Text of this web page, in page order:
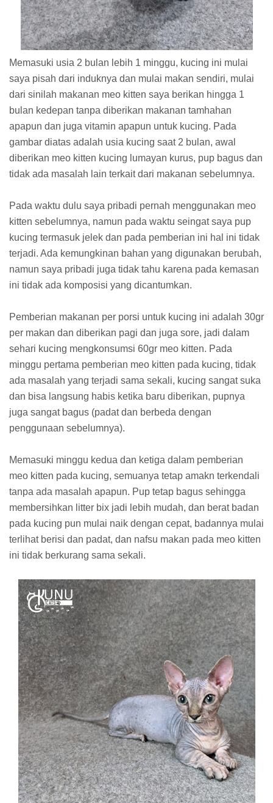
Memasuki usia 2 bulan lebih 1 minggu, kucing ini mulai
saya pisah dari induknya dan mulai makan sendiri, mulai
dari sinilah makanan meo kitten saya berikan hingga 1
bulan kedepan tanpa diberikan makanan tamhahan
apapun dan juga vitamin apapun untuk kucing. Pada
gambar diatas adalah usia kucing saat 2 bulan, awal
diberikan meo kitten kucing lumayan kurus, pup bagus dan
tidak ada masalah lain terkait dari makanan sebelumnya.
Pada waktu dulu saya pribadi pernah menggunakan meo
kitten sebelumnya, namun pada waktu seingat saya pup
kucing termasuk jelek dan pada pemberian ini hal ini tidak
terjadi. Ada kemungkinan bahan yang digunakan berubah,
namun saya pribadi juga tidak tahu karena pada kemasan
ini tidak ada komposisi yang dicantumkan.
Pemberian makanan per porsi untuk kucing ini adalah 30gr
per makan dan diberikan pagi dan juga sore, jadi dalam
sehari kucing mengkonsumsi 60gr meo kitten. Pada
minggu pertama pemberian meo kitten pada kucing, tidak
ada masalah yang terjadi sama sekali, kucing sangat suka
dan bisa langsung habis ketika baru diberikan, pupnya
juga sangat bagus (padat dan berbeda dengan
penggunaan sebelumnya).
Memasuki minggu kedua dan ketiga dalam pemberian
meo kitten pada kucing, semuanya tetap amakn terkendali
tanpa ada masalah apapun. Pup tetap bagus sehingga
membersihkan litter bix jadi lebih mudah, dan berat badan
pada kucing pun mulai naik dengan cepat, badannya mulai
terlihat berisi dan padat, dan nafsu makan pada meo kitten
ini tidak berkurang sama sekali.